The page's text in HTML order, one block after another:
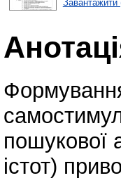
Завантажити
пошукової
істот)